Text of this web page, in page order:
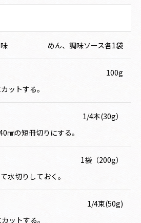
めん、調味ソース各1袋
100g
ットする。
1/4本(30g）
の短冊切りにする。
1袋（200g）
水切りしておく。
1/4束(50g)
ットする。